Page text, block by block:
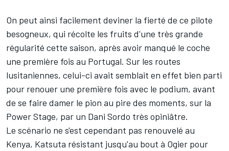
On peut ainsi facilement deviner la fierté de ce pilote
besogneux, qui récolte les fruits d'une très grande
régularité cette saison, après avoir manqué le coche
une première fois au Portugal. Sur les routes
lusitaniennes, celui-ci avait semblait en effet bien parti
pour renouer une première fois avec le podium, avant
de se faire damer le pion au pire des moments, sur la
Power Stage, par un Dani Sordo très opiniâtre.
Le scénario ne s'est cependant pas renouvelé au
Kenya, Katsuta résistant jusqu'au bout à Ogier pour